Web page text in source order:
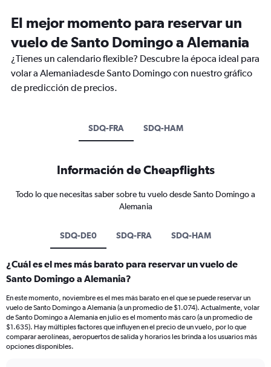
El mejor momento para reservar un
vuelo de Santo Domingo a Alemania
¿Tienes un calendario flexible? Descubre la época ideal para
volar a Alemaniadesde Santo Domingo con nuestro gráfico
de predicción de precios.
SDQ-FRA SDQ-HAM
Información de Cheapflights
Todo lo que necesitas saber sobre tu vuelo desde Santo Domingo a
Alemania
SDQ-DE0 SDQ-FRA SDQ-HAM
¿Cuál es el mes más barato para reservar un vuelo de
Santo Domingo a Alemania?
En este momento, noviembre es el mes más barato en el que se puede reservar un
vuelo de Santo Domingo a Alemania (a un promedio de $1.074). Actualmente, volar
de Santo Domingo a Alemania en julio es el momento más caro (a un promedio de
$1.635). Hay múltiples factores que influyen en el precio de un vuelo, por lo que
comparar aerolíneas, aeropuertos de salida y horarios les brinda a los usuarios más
opciones disponibles.